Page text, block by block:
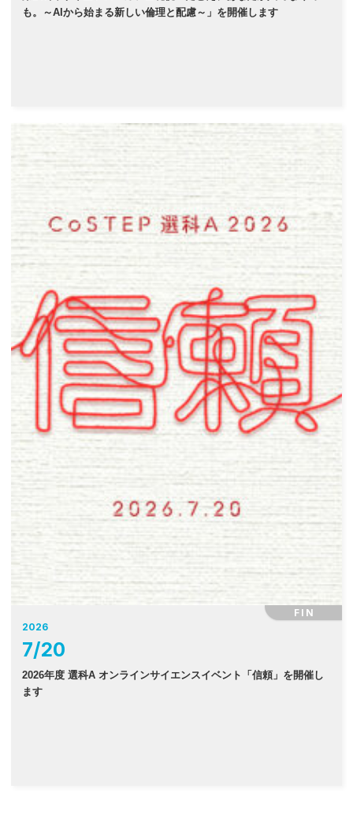
も。～AIから始まる新しい倫理と配慮～」を開催します
FIN
2026
7/20
2026年度 選科A オンラインサイエンスイベント「信頼」を開催し
ます